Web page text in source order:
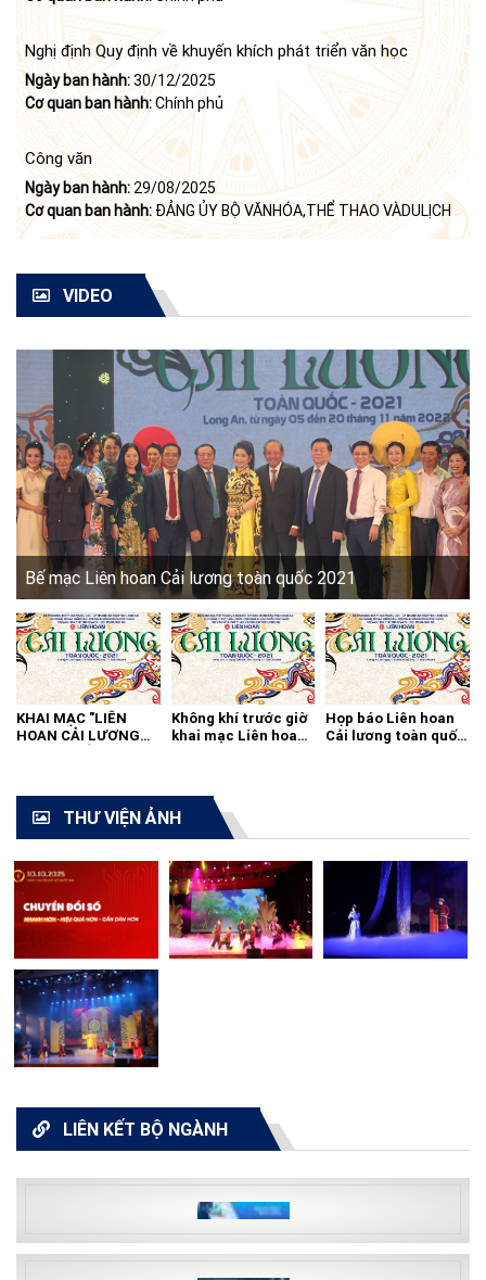
của Bộ Chính trị (khóa X) về "tiếp tục xây dựng và phát triển
văn học, nghệ thuật trong thời kỳ mới"
Nghị định Quy định về khuyến khích phát triển văn học
Ngày ban hành:30/12/2025
Cơ quan ban hành:Chính phủ
Công văn
Ngày ban hành: 29/08/2025
Cơ quan ban hành: ĐẢNG ỦY BỘ VĂNHÓA,THỂ THAO VÀDULỊCH
VIDEO
Bế mạc Liên hoan Cải lương toàn quốc 2021
KHAI MẠC "LIÊN
HOAN CẢI LƯƠNG
Không khí trước giờ
khai mạc Liên hoan
Họp báo Liên hoan
Cải lương toàn quốc
THƯ VIỆN ẢNH
LIÊN KẾT BỘ NGÀNH